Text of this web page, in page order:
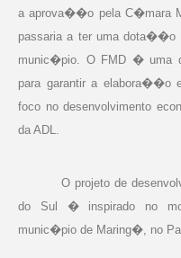
a aprova��o pela C�mara
passaria a ter uma
munic�pio. O FMD � uma
para garantir a elabora��o
foco no desenvolvimento
da ADL.
O projeto de
do Sul � inspirado no
munic�pio de Maring�, no